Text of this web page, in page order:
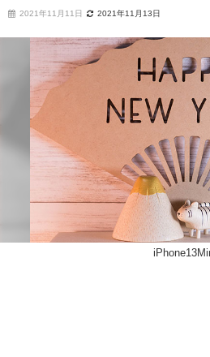
2021年11月11日 2021年11月13日